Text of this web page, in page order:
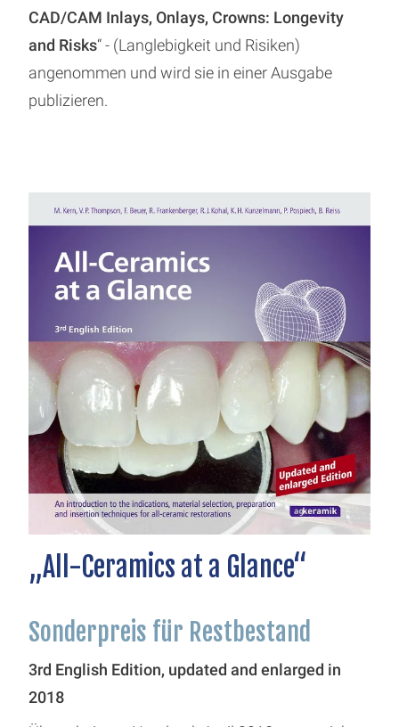
CAD/CAM Inlays, Onlays, Crowns: Longevity
and Risks“ - (Langlebigkeit und Risiken)
angenommen und wird sie in einer Ausgabe
publizieren.
„All-Ceramics at a Glance“
Sonderpreis für Restbestand
3rd English Edition, updated and enlarged in
2018